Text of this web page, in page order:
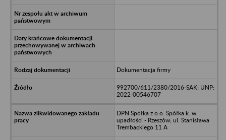
Dokumentacja firmy
992700/611/2380/2016-SAK; UNP:
2022-00546707
DPN Spółka z o.o. Spółka k. w
upadłości - Rzeszów; ul. Stanisława
Trembackiego 11 A